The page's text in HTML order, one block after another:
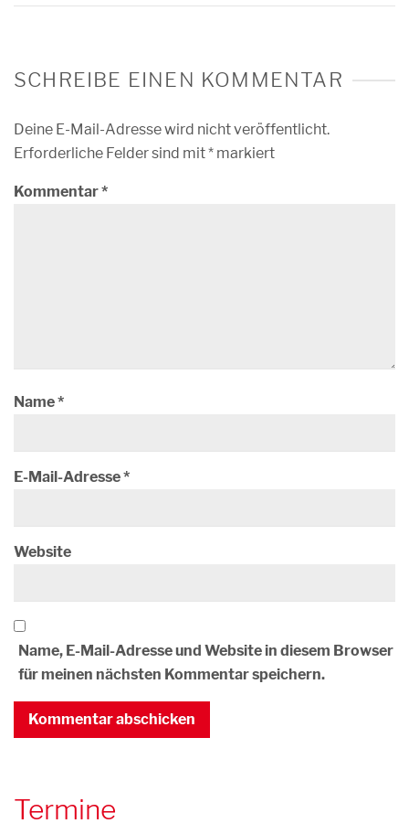
SCHREIBE EINEN KOMMENTAR
Deine E-Mail-Adresse wird nicht veröffentlicht.
Erforderliche Felder sind mit* markiert
Kommentar*
Name*
E-Mail-Adresse*
Website
Name, E-Mail-Adresse und Website in diesem Browser
für meinen nächsten Kommentar speichern.
Termine